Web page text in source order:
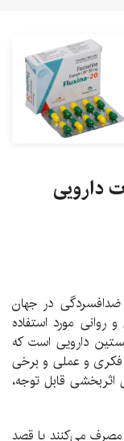
دارویی
ضدافسردگی در جهان
مورد استفاده
دارویی است که
فکری و عملی و برخی
قابل توجه،
مصرف می‌کنند یا قصد